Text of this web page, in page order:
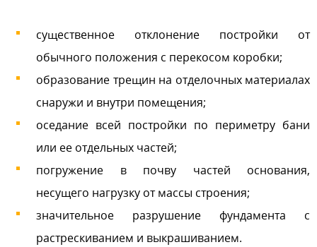
существенное отклонение постройки от
обычного положения с перекосом коробки;
образование трещин на отделочных материалах
снаружи и внутри помещения;
оседание всей постройки по периметру бани
или ее отдельных частей;
погружение в почву частей основания,
несущего нагрузку от массы строения;
значительное разрушение фундамента с
растрескиванием и выкрашиванием.